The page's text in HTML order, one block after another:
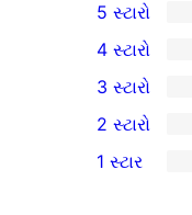
8
5-
સ્ટાર
સમીક્ષાઓ
5 સ્ટારો
4-
સ્ટાર
સમીક્ષાઓ
4 સ્ટારો
0
3-
સ્ટાર
3 સ્ટારો
2-
2 સ્ટારો
1 સ્ટાર